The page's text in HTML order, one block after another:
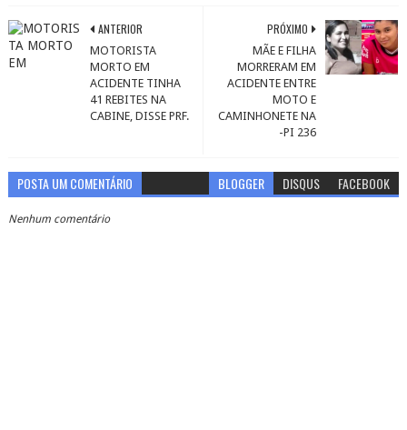
PRÓXIMO
MÃE E FILHA
MORRERAM EM
ACIDENTE ENTRE
MOTO E
CAMINHONETE NA
-PI 236
ANTERIOR
MOTORISTA
MORTO EM
ACIDENTE TINHA
41 REBITES NA
CABINE, DISSE PRF.
POSTA UM COMENTÁRIO BLOGGER DISQUS FACEBOOK
Nenhum comentário